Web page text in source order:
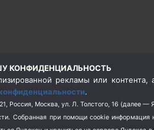
КОНФИДЕНЦИАЛЬНОСТЬ
рекламы или
.
Москва, ул. Л. Толстого, 16 (далее
Собранная при помощи cookie информация